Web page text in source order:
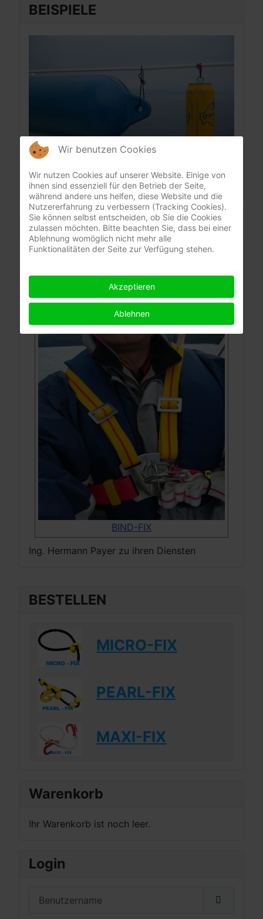
BESTELLEN
MICRO-FIX
PEARL-FIX
MAXI-FIX
Warenkorb
Ihr Warenkorb ist noch leer.
Login
BEISPIELE
KONTAKT
BIND-FIX professional elastics
BIND-FIX
Ing. Hermann Payer zu ihren Diensten
Wir benutzen Cookies
Wir nutzen Cookies auf unserer Website. Einige von
ihnen sind essenziell für den Betrieb der Seite,
während andere uns helfen, diese Website und die
Nutzererfahrung zu verbessern (Tracking Cookies).
Sie können selbst entscheiden, ob Sie die Cookies
zulassen möchten. Bitte beachten Sie, dass bei einer
Ablehnung womöglich nicht mehr alle
Funktionalitäten der Seite zur Verfügung stehen.
Akzeptieren
Ablehnen